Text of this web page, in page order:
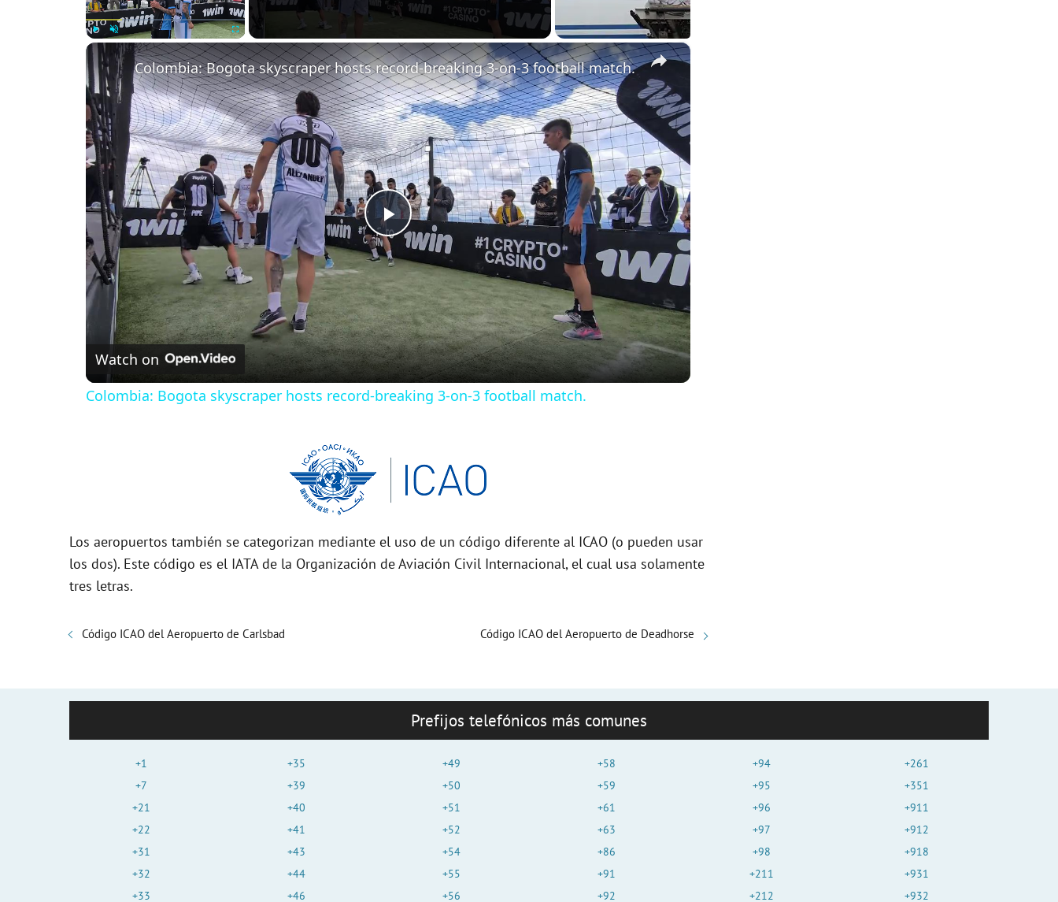
Play Unmute Fullscreen ×
P
l
a
y
e
Colombia: Bogota skyscraper hosts record-breaking 3-on-3 football match.
Watch on
Colombia: Bogota skyscraper hosts record-breaking 3-on-3 football match.
Los aeropuertos también se categorizan mediante el uso de un código diferente al ICAO (o pueden usar
los dos). Este código es el IATA de la Organización de Aviación Civil Internacional, el cual usa solamente
tres letras.
Código ICAO del Aeropuerto de Carlsbad Código ICAO del Aeropuerto de Deadhorse
Prefijos telefónicos más comunes
+1
+7
+21
+22
+31
+32
+33
+35
+39
+40
+41
+43
+44
+46
+49
+50
+51
+52
+54
+55
+56
+58
+59
+61
+63
+86
+91
+92
+94
+95
+96
+97
+98
+211
+212
+261
+351
+911
+912
+918
+931
+932